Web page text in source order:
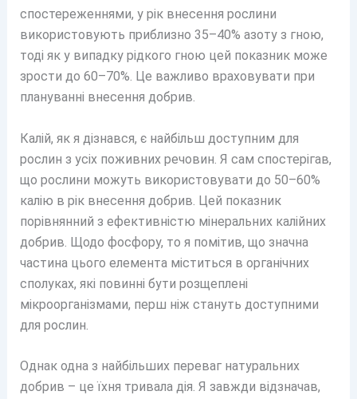
спостереженнями, у рік внесення рослини
використовують приблизно 35–40% азоту з гною,
тоді як у випадку рідкого гною цей показник може
зрости до 60–70%. Це важливо враховувати при
плануванні внесення добрив.
Калій, як я дізнався, є найбільш доступним для
рослин з усіх поживних речовин. Я сам спостерігав,
що рослини можуть використовувати до 50–60%
калію в рік внесення добрив. Цей показник
порівнянний з ефективністю мінеральних калійних
добрив. Щодо фосфору, то я помітив, що значна
частина цього елемента міститься в органічних
сполуках, які повинні бути розщеплені
мікроорганізмами, перш ніж стануть доступними
для рослин.
Однак одна з найбільших переваг натуральних
добрив – це їхня тривала дія. Я завжди відзначав,